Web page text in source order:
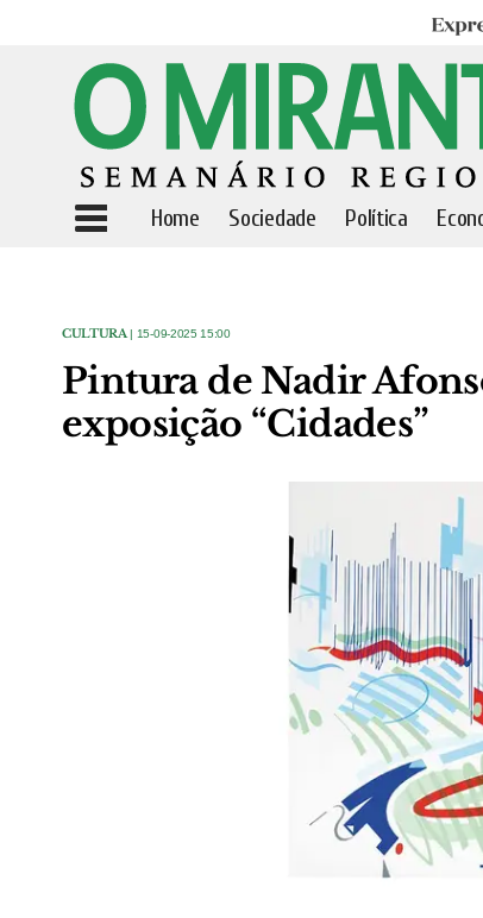
Home Sociedade Política
CULTURA | 15-09-2025 15:00
Pintura de Nadir
exposição “Cidades”